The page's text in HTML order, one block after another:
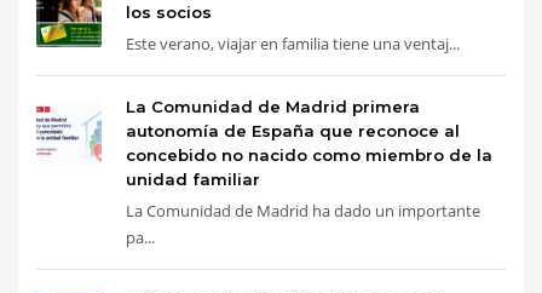
los socios
Este verano, viajar en familia tiene una ventaj...
La Comunidad de Madrid primera
autonomía de España que reconoce al
concebido no nacido como miembro de la
unidad familiar
La Comunidad de Madrid ha dado un importante
pa...